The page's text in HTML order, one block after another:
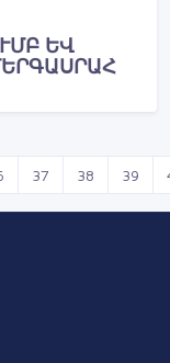
ԵՎ
37 38 39